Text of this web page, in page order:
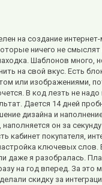
на создание
ничего не смыслят
Шаблонов много,
на свой вкус. Есть
или изображениями,
В код лезть не
Дается 14 дней
дизайна и
он за
кабинет покупателя,
ключевых слов.
даже я разобралась.
на год вперед. За это
скидку за